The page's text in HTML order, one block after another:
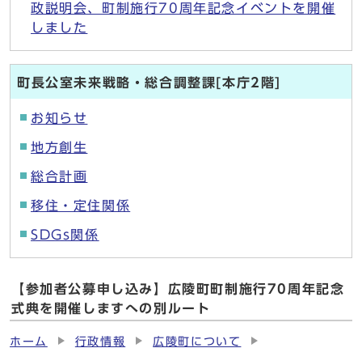
政説明会、町制施行70周年記念イベントを開催
しました
町長公室未来戦略・総合調整課[本庁2階]
お知らせ
地方創生
総合計画
移住・定住関係
SDGs関係
【参加者公募申し込み】広陵町町制施行70周年記念
式典を開催しますへの別ルート
ホーム 行政情報
広陵町について